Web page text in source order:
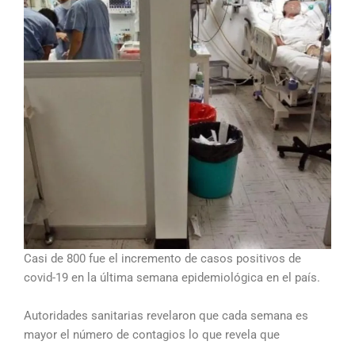
Casi de 800 fue el incremento de casos positivos de
covid-19 en la última semana epidemiológica en el país.
Autoridades sanitarias revelaron que cada semana es
mayor el número de contagios lo que revela que